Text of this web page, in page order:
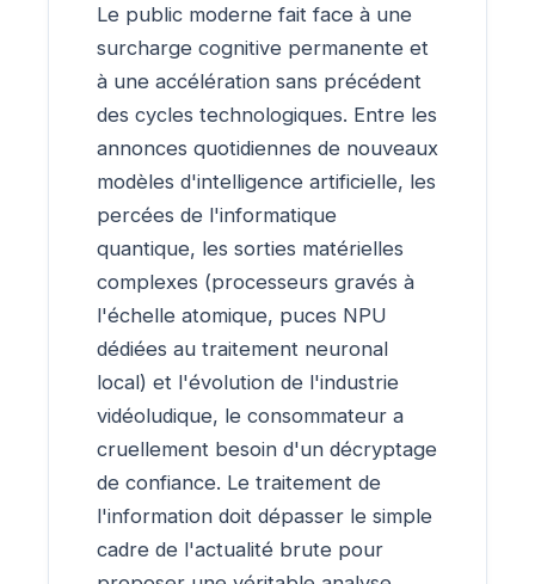
Le public moderne fait face à une
surcharge cognitive permanente et
à une accélération sans précédent
des cycles technologiques. Entre les
annonces quotidiennes de nouveaux
modèles d'intelligence artificielle, les
percées de l'informatique
quantique, les sorties matérielles
complexes (processeurs gravés à
l'échelle atomique, puces NPU
dédiées au traitement neuronal
local) et l'évolution de l'industrie
vidéoludique, le consommateur a
cruellement besoin d'un décryptage
de confiance. Le traitement de
l'information doit dépasser le simple
cadre de l'actualité brute pour